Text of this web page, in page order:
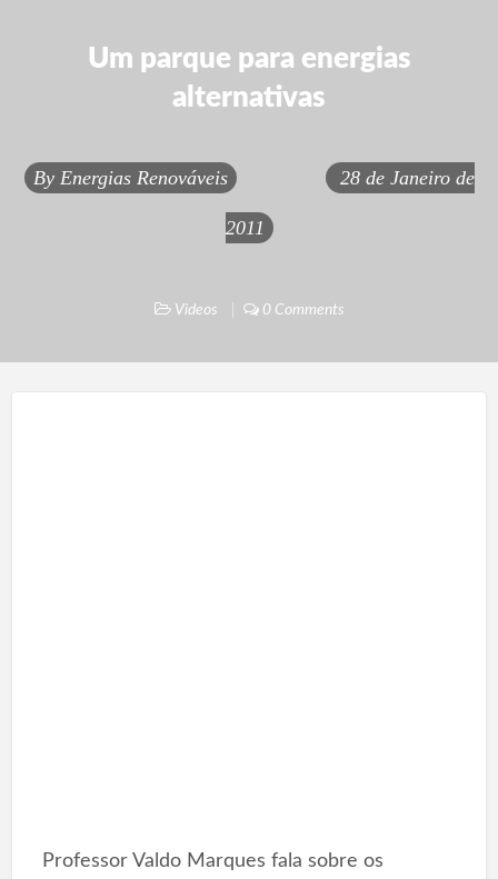
Um parque para energias
alternativas
By Energias Renováveis 28 de Janeiro de
2011
Videos 0 Comments
Professor Valdo Marques fala sobre os